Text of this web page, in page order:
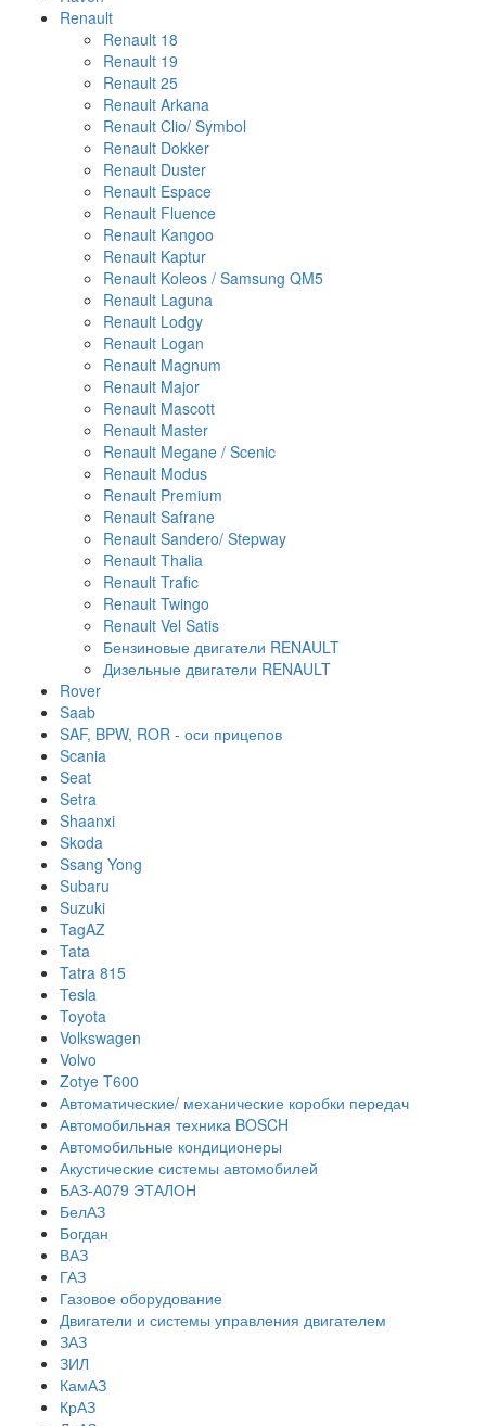
Renault
Renault 18
Renault 19
Renault 25
Renault Arkana
Renault Clio/ Symbol
Renault Dokker
Renault Duster
Renault Espace
Renault Fluence
Renault Kangoo
Renault Kaptur
Renault Koleos / Samsung QM5
Renault Laguna
Renault Lodgy
Renault Logan
Renault Magnum
Renault Major
Renault Mascott
Renault Master
Renault Megane / Scenic
Renault Modus
Renault Premium
Renault Safrane
Renault Sandero/ Stepway
Renault Thalia
Renault Trafic
Renault Twingo
Renault Vel Satis
Бензиновые двигатели RENAULT
Дизельные двигатели RENAULT
Rover
Saab
SAF, BPW, ROR - оси прицепов
Scania
Seat
Setra
Shaanxi
Skoda
Ssang Yong
Subaru
Suzuki
TagAZ
Tata
Tatra 815
Tesla
Toyota
Volkswagen
Volvo
Zotye T600
Автоматические/ механические коробки передач
Автомобильная техника BOSCH
Автомобильные кондиционеры
Акустические системы автомобилей
БАЗ-А079 ЭТАЛОН
БелАЗ
Богдан
ВАЗ
ГАЗ
Газовое оборудование
Двигатели и системы управления двигателем
ЗАЗ
ЗИЛ
КамАЗ
КрАЗ